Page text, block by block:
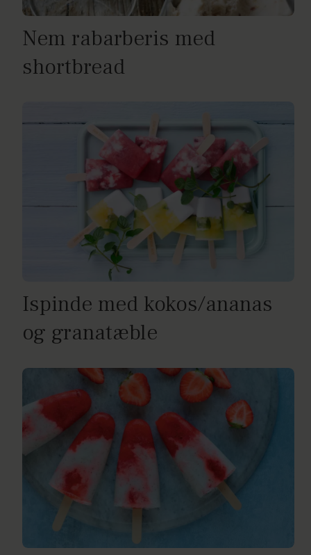
Nem rabarberis med
shortbread
Ispinde med kokos/ananas
og granatæble